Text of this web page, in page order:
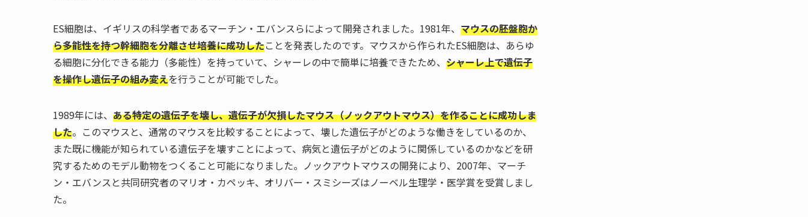
ES細胞は、イギリスの科学者であるマーチン・エバンスらによって開発されました。1981年、 マウスの胚盤胞か
ら多能性を持つ幹細胞を分離させ培養に成功したことを発表したのです。マウスから作られたES細胞は、あらゆ
る細胞に分化できる能力（多能性）を持っていて、シャーレの中で簡単に培養できたため、 シャーレ上で遺伝子
を操作し遺伝子の組み変えを行うことが可能でした。
1989年には、 ある特定の遺伝子を壊し、遺伝子が欠損したマウス（ノックアウトマウス）を作ることに成功しま
した。このマウスと、通常のマウスを比較することによって、壊した遺伝子がどのような働きをしているのか、
また既に機能が知られている遺伝子を壊すことによって、病気と遺伝子がどのように関係しているのかなどを研
究するためのモデル動物をつくること可能になりました。ノックアウトマウスの開発により、2007年、マーチ
ン・エバンスと共同研究者のマリオ・カペッキ、オリバー・スミシーズはノーベル生理学・医学賞を受賞しまし
た。